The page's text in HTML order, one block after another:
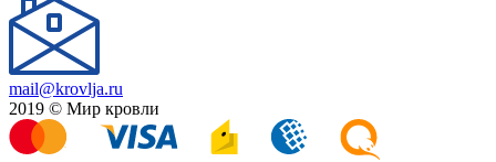
mail@krovlja.ru
2019 © Мир кровли